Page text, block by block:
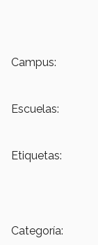
Campus:
Escuelas:
Etiquetas:
Categoría: